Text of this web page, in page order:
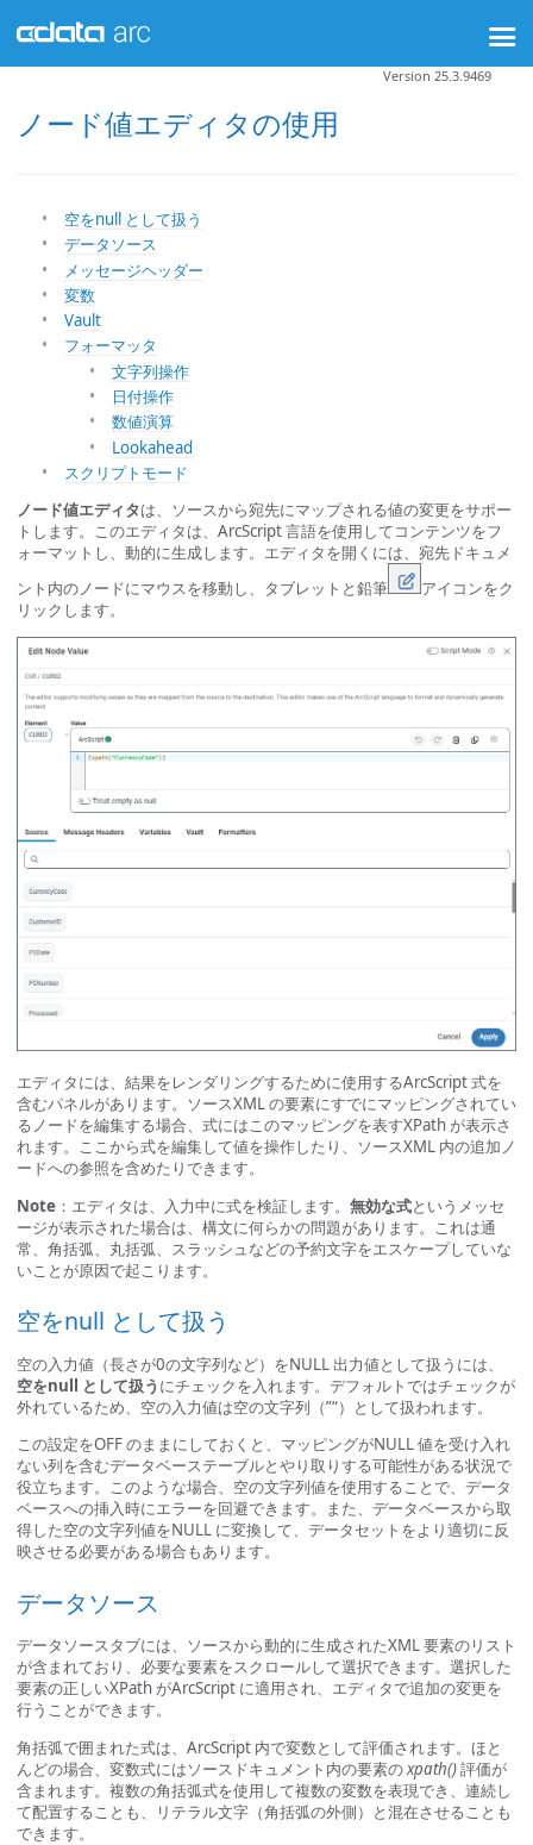
ノード値エディタの使用
Version 25.3.9469
空をnull として扱う
データソース
メッセージヘッダー
変数
Vault
フォーマッタ
文字列操作
日付操作
数値演算
Lookahead
スクリプトモード
ノード値エディタは、ソースから宛先にマップされる値の変更をサポー
トします。このエディタは、ArcScript 言語を使用してコンテンツをフ
ォーマットし、動的に生成します。エディタを開くには、宛先ドキュメ
ント内のノードにマウスを移動し、タブレットと鉛筆
アイコンをク
リックします。
エディタには、結果をレンダリングするために使用するArcScript 式を
含むパネルがあります。ソースXML の要素にすでにマッピングされてい
るノードを編集する場合、式にはこのマッピングを表すXPath が表示さ
れます。ここから式を編集して値を操作したり、ソースXML 内の追加ノ
ードへの参照を含めたりできます。
Note ：エディタは、入力中に式を検証します。 無効な式というメッセ
ージが表示された場合は、構文に何らかの問題があります。これは通
常、角括弧、丸括弧、スラッシュなどの予約文字をエスケープしていな
いことが原因で起こります。
空をnull として扱う
空の入力値（長さが0の文字列など）をNULL 出力値として扱うには、
空をnull として扱う にチェックを入れます。デフォルトではチェックが
外れているため、空の入力値は空の文字列（”“）として扱われます。
この設定をOFF のままにしておくと、マッピングがNULL 値を受け入れ
ない列を含むデータベーステーブルとやり取りする可能性がある状況で
役立ちます。このような場合、空の文字列値を使用することで、データ
ベースへの挿入時にエラーを回避できます。また、データベースから取
得した空の文字列値をNULL に変換して、データセットをより適切に反
映させる必要がある場合もあります。
データソース
データソースタブには、ソースから動的に生成されたXML 要素のリスト
が含まれており、必要な要素をスクロールして選択できます。選択した
要素の正しいXPath がArcScript に適用され、エディタで追加の変更を
行うことができます。
角括弧で囲まれた式は、ArcScript 内で変数として評価されます。ほと
んどの場合、変数式にはソースドキュメント内の要素のxpath()評価が
含まれます。複数の角括弧式を使用して複数の変数を表現でき、連続し
て配置することも、リテラル文字（角括弧の外側）と混在させることも
できます。